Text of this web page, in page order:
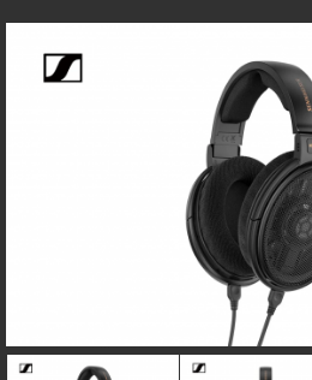
您
在